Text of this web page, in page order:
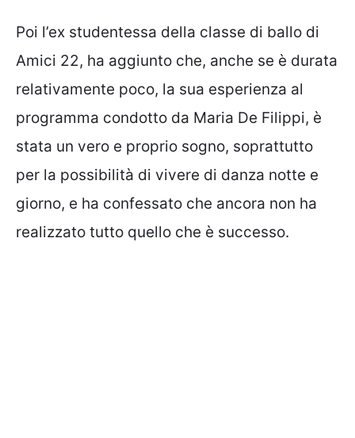
Poi l’ex studentessa della classe di ballo di
Amici 22, ha aggiunto che, anche se è durata
relativamente poco, la sua esperienza al
programma condotto da Maria De Filippi, è
stata un vero e proprio sogno, soprattutto
per la possibilità di vivere di danza notte e
giorno, e ha confessato che ancora non ha
realizzato tutto quello che è successo.